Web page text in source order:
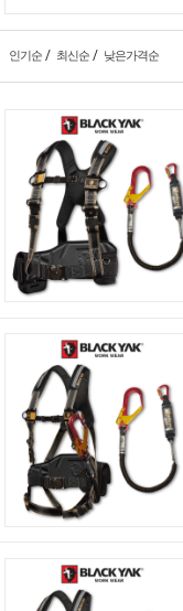
인기순 / 최신순 / 낮은가격순